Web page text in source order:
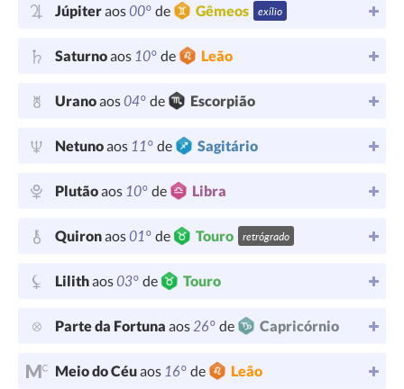
Júpiteraos00° de Gêmeos exílio
Saturnoaos 10° de Leão
Uranoaos04° de Escorpião
Netunoaos 11° de Sagitário
Plutãoaos 10° de Libra
Quironaos01° de Touro retrógrado
Lilithaos03° de Touro
Parte da Fortuna aos26° de Capricórnio
Meio do Céuaos 16° de Leão